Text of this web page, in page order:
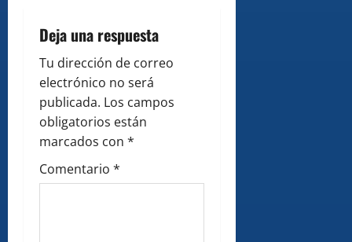
i
g
a
t
i
o
Deja una respuesta
Tu dirección de correo
electrónico no será
publicada. Los campos
obligatorios están
marcados con *
Comentario *